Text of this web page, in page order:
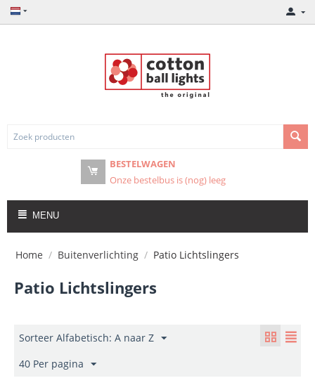
BESTELWAGEN
Onze bestelbus is (nog) leeg
MENU
Home / Buitenverlichting / Patio Lichtslingers
Patio Lichtslingers
Sorteer Alfabetisch: A naar Z
40 Per pagina